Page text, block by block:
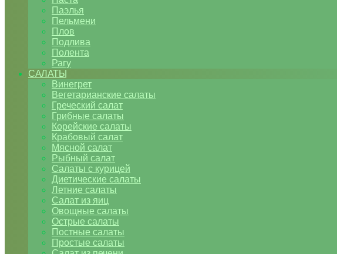
Паэлья
Пельмени
Плов
Подлива
Полента
Рагу
САЛАТЫ
Винегрет
Вегетарианские салаты
Греческий салат
Грибные салаты
Корейские салаты
Крабовый салат
Мясной салат
Рыбный салат
Салаты с курицей
Диетические салаты
Летние салаты
Салат из яиц
Овощные салаты
Острые салаты
Постные салаты
Простые салаты